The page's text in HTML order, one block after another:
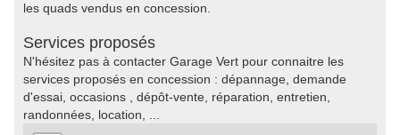
les quads vendus en concession.
Services proposés
N'hésitez pas à contacter Garage Vert pour connaitre les
services proposés en concession : dépannage, demande
d'essai, occasions , dépôt-vente, réparation, entretien,
randonnées, location, ...